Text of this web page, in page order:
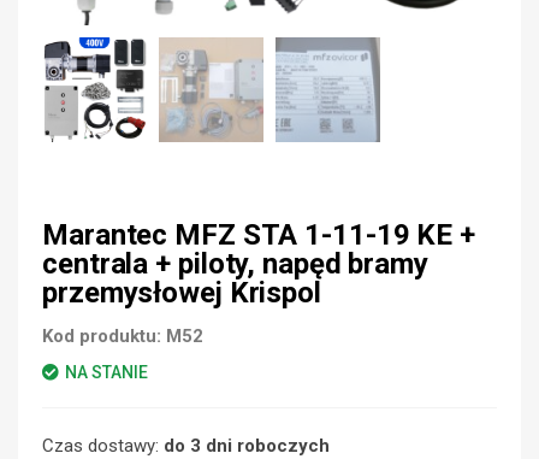
Marantec MFZ STA 1-11-19 KE +
centrala + piloty, napęd bramy
przemysłowej Krispol
Kod produktu: M52
NA STANIE
Czas dostawy: do 3 dni roboczych